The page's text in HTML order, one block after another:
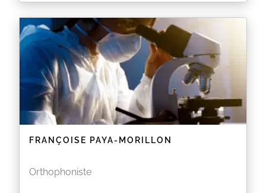
patients déjà référencés au cabinet.
EN SAVOIR PLUS
FRANÇOISE PAYA-MORILLON
Orthophoniste